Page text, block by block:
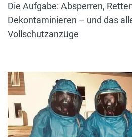
Die Aufgabe: Absperren,
Dekontaminieren – und das
Vollschutzanzüge